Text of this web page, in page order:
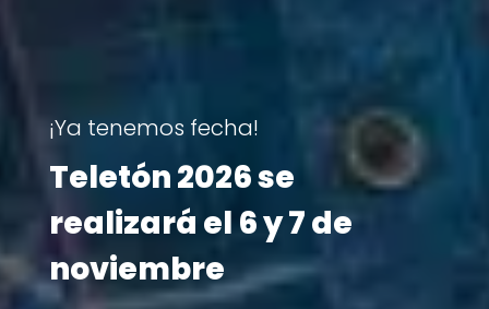
Reportajes
Revive las historias que
marcaron la Teletón
2025